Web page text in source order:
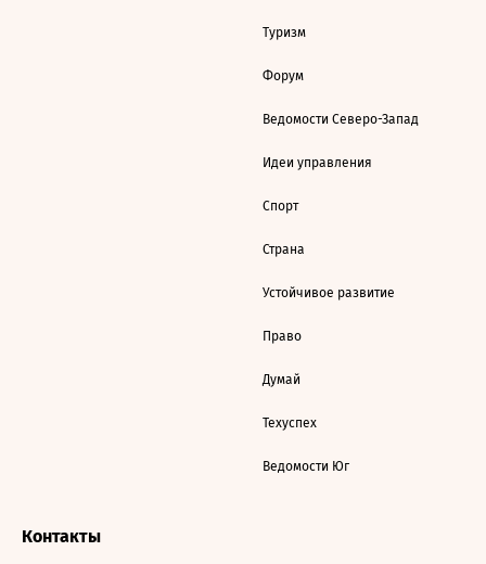
Туризм
Форум
Ведомости Северо-Запад
Идеи управления
Спорт
Страна
Устойчивое развитие
Право
Думай
Техуспех
Ведомости Юг
Контакты